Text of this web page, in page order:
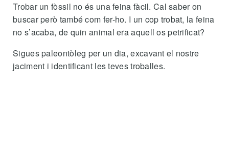
Trobar un fòssil no és una feina fàcil. Cal saber on
buscar però també com fer-ho. I un cop trobat, la feina
no s’acaba, de quin animal era aquell os petrificat?
Sigues paleontòleg per un dia, excavant el nostre
jaciment i identificant les teves troballes.